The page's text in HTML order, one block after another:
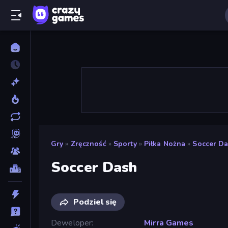
Gry » Zręczność » Sporty » Piłka Nożna » Soccer
Soccer Dash
Podziel się
Deweloper
Mirra Games